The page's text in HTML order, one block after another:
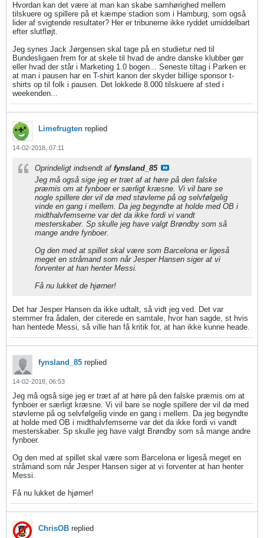
Hvordan kan det være at man kan skabe samhørighed mellem
tilskuere og spillere på et kæmpe stadion som i Hamburg, som også
lider af svigtende resultater? Her er tribunerne ikke ryddet umiddelbart
efter slutfløjt.
Jeg synes Jack Jørgensen skal tage på en studietur ned til
Bundesligaen frem for at skele til hvad de andre danske klubber gør
eller hvad der står i Marketing 1.0 bogen... Seneste tiltag i Parken er
at man i pausen har en T-shirt kanon der skyder billige sponsor t-
shirts op til folk i pausen. Det lokkede 8.000 tilskuere af sted i
weekenden...
Limefrugten replied
14-02-2018, 07:11
Oprindeligt indsendt af fynsland_85
Jeg må også sige jeg er træt af at høre på den falske
præmis om at fynboer er særligt kræsne. Vi vil bare se
nogle spillere der vil dø med støvlerne på og selvfølgelig
vinde en gang i mellem. Da jeg begyndte at holde med OB i
midthalvfemserne var det da ikke fordi vi vandt
mesterskaber. Sp skulle jeg have valgt Brøndby som så
mange andre fynboer.
Og den med at spillet skal være som Barcelona er ligeså
meget en stråmand som når Jesper Hansen siger at vi
forventer at han henter Messi.
Få nu lukket de hjørner!
Det har Jesper Hansen da ikke udtalt, så vidt jeg ved. Det var
stemmer fra ådalen, der citerede en samtale, hvor han sagde, st hvis
han hentede Messi, så ville han få kritik for, at han ikke kunne heade.
fynsland_85 replied
14-02-2018, 06:53
Jeg må også sige jeg er træt af at høre på den falske præmis om at
fynboer er særligt kræsne. Vi vil bare se nogle spillere der vil dø med
støvlerne på og selvfølgelig vinde en gang i mellem. Da jeg begyndte
at holde med OB i midthalvfemserne var det da ikke fordi vi vandt
mesterskaber. Sp skulle jeg have valgt Brøndby som så mange andre
fynboer.
Og den med at spillet skal være som Barcelona er ligeså meget en
stråmand som når Jesper Hansen siger at vi forventer at han henter
Messi.
Få nu lukket de hjørner!
ChrisOB replied